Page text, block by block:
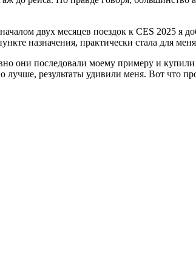
двух месяцев поездок к CES 2025 я
назначения, практически стала для
они последовали моему примеру и
лучше, результаты удивили меня. Вот что